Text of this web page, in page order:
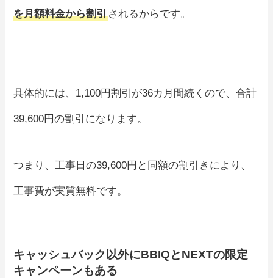
を月額料金から割引されるからです。
具体的には、1,100円割引が36カ月間続くので、合計
39,600円の割引になります。
つまり、工事日の39,600円と同額の割引きにより、
工事費が実質無料です。
キャッシュバック以外にBBIQとNEXTの限定
キャンペーンもある